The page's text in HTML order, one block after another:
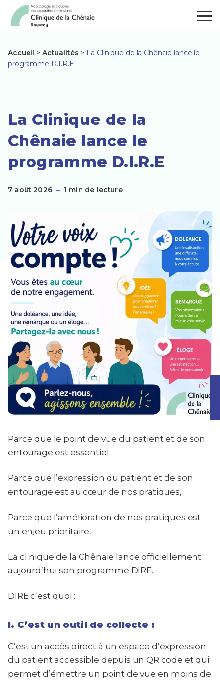
La Clinique de la
Accueil > Actualités > La Clinique de la Chênaie lance le
programme D.I.R.E
La Clinique de la
Chênaie lance le
programme D.I.R.E
7 août 2026 1 min de lecture
Parce que le point de vue du patient et de son
entourage est essentiel,
Parce que l’expression du patient et de son
entourage est au cœur de nos pratiques,
Parce que l’amélioration de nos pratiques est
un enjeu prioritaire,
La clinique de la Chênaie lance officiellement
aujourd’hui son programme DIRE.
DIRE c’est quoi :
I. C’est un outil de collecte :
C’est un accès direct à un espace d’expression
du patient accessible depuis un QR code et qui
permet d’émettre un point de vue en moins de
Panneau de gestion des cookies